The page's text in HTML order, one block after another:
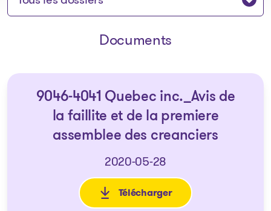
Documents
9046-4041 Quebec inc._Avis de
la faillite et de la premiere
assemblee des creanciers
2020-05-28
Télécharger
: 9046-4041 Quebec